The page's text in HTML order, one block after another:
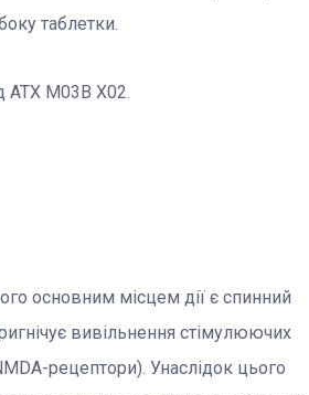
таблетки.
АТХ M03B X02.
основним місцем дії є спинний
вивільнення стімулюючих
рецептори). Унаслідок цього